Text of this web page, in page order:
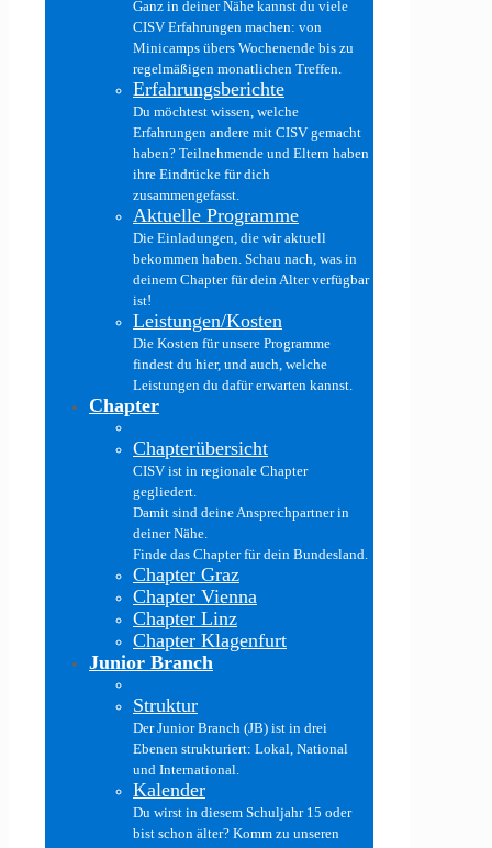
Ganz in deiner Nähe kannst du viele
CISV Erfahrungen machen: von
Minicamps übers Wochenende bis zu
regelmäßigen monatlichen Treffen.
Erfahrungsberichte
Du möchtest wissen, welche
Erfahrungen andere mit CISV gemacht
haben? Teilnehmende und Eltern haben
ihre Eindrücke für dich
zusammengefasst.
Aktuelle Programme
Die Einladungen, die wir aktuell
bekommen haben. Schau nach, was in
deinem Chapter für dein Alter verfügbar
ist!
Leistungen/Kosten
Die Kosten für unsere Programme
findest du hier, und auch, welche
Leistungen du dafür erwarten kannst.
Chapter
Chapterübersicht
CISV ist in regionale Chapter
gegliedert.
Damit sind deine Ansprechpartner in
deiner Nähe.
Finde das Chapter für dein Bundesland.
Chapter Graz
Chapter Vienna
Chapter Linz
Chapter Klagenfurt
Junior Branch
Struktur
Der Junior Branch (JB) ist in drei
Ebenen strukturiert: Lokal, National
und International.
Kalender
Du wirst in diesem Schuljahr 15 oder
bist schon älter? Komm zu unseren